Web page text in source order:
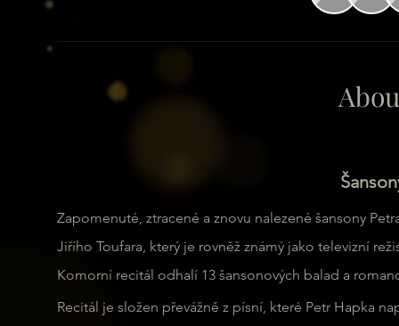
Zapomenuté, ztracené a znovu nalezené šansony
Jiřího Toufara, který je rovněž známý jako televizní
Komorní recitál odhalí 13 šansonových balad a
Recitál je složen převážně z písní, které Petr Hapka